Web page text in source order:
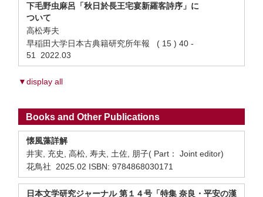
下毛野虫麻呂「秋日於長王宅宴新羅客詩序」に
ついて
高松寿夫
早稲田大学日本古典籍研究所年報 ( 15 ) 40 -
51 2022.03
▼display all
Books and Other Publications
懐風藻詳解
井実, 充史, 高松, 寿夫, 土佐, 朋子( Part： Joint editor)
花鳥社 2025.02 ISBN: 9784868030171
日本文学研究ジャーナル 第１４号「特集 奈良・平安の漢